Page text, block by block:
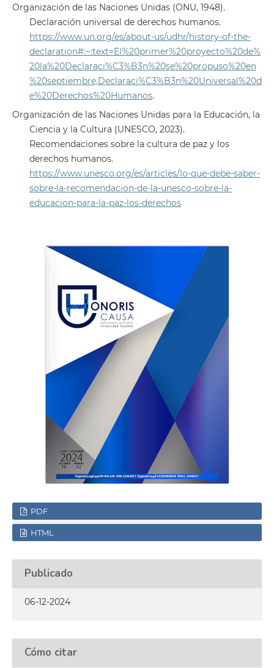
Organización de las Naciones Unidas (ONU, 1948).
Declaración universal de derechos humanos.
https://www.un.org/es/about-us/udhr/history-of-the-
declaration#:~:text=El%20primer%20proyecto%20de%
20la%20Declaraci%C3%B3n%20se%20propuso%20en
%20septiembre,Declaraci%C3%B3n%20Universal%20d
e%20Derechos%20Humanos.
Organización de las Naciones Unidas para la Educación, la
Ciencia y la Cultura (UNESCO, 2023).
Recomendaciones sobre la cultura de paz y los
derechos humanos.
https://www.unesco.org/es/articles/lo-que-debe-saber-
sobre-la-recomendacion-de-la-unesco-sobre-la-
educacion-para-la-paz-los-derechos
PDF
HTML
Publicado
06-12-2024
Cómo citar